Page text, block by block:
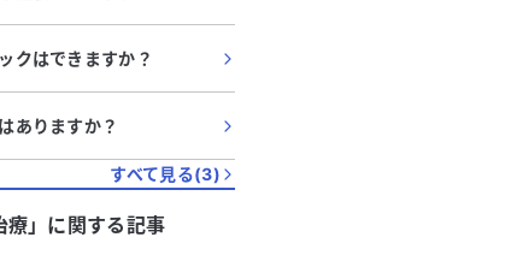
クはできますか？
ありますか？
すべて見る(3)
療」に関する記事